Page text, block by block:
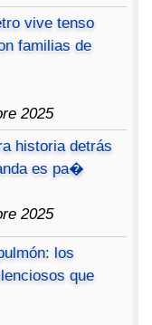
vive tenso
familias de
2025
historia detrás
es pa�
2025
los
que